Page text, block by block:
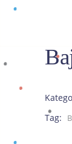
Tag: